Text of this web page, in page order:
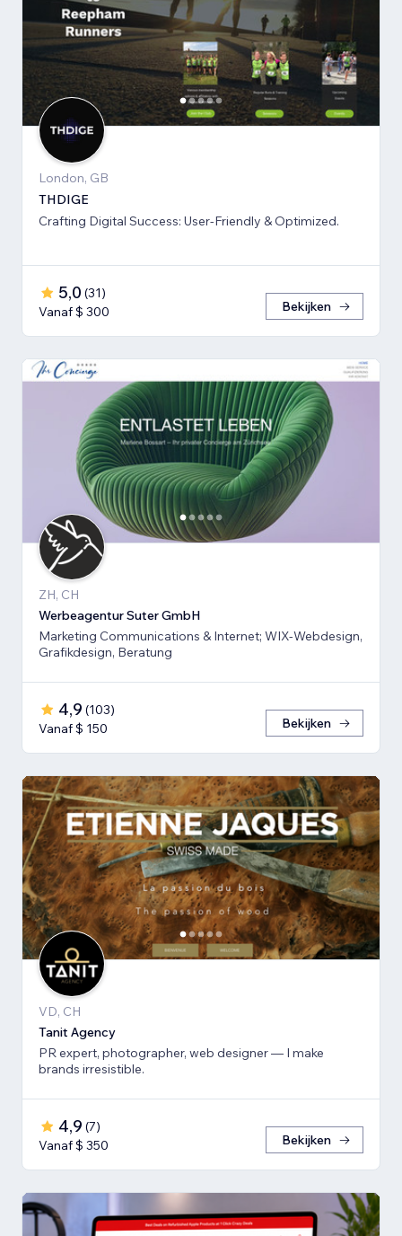
London, GB
THDIGE
Crafting Digital Success: User-Friendly & Optimized.
5,0 (31)
Vanaf $ 300
Bekijken
ZH, CH
Werbeagentur Suter GmbH
Marketing Communications & Internet; WIX-Webdesign,
Grafikdesign, Beratung
4,9 (103)
Vanaf $ 150
Bekijken
VD, CH
Tanit Agency
PR expert, photographer, web designer — I make
brands irresistible.
4,9 (7)
Vanaf $ 350
Bekijken